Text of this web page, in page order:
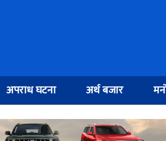
अपराध घटना अर्थ बजार